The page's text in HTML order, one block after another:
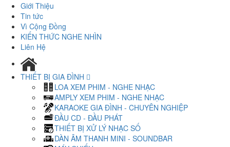
Giới Thiệu
Tin tức
Vì Cộng Đồng
KIẾN THỨC NGHE NHÌN
Liên Hệ
THIẾT BỊ GIA ĐÌNH
LOA XEM PHIM - NGHE NHẠC
AMPLY XEM PHIM - NGHE NHẠC
KARAOKE GIA ĐÌNH - CHUYÊN NGHIỆP
ĐẦU CD - ĐẦU PHÁT
THIẾT BỊ XỬ LÝ NHẠC SỐ
DÀN ÂM THANH MINI - SOUNDBAR